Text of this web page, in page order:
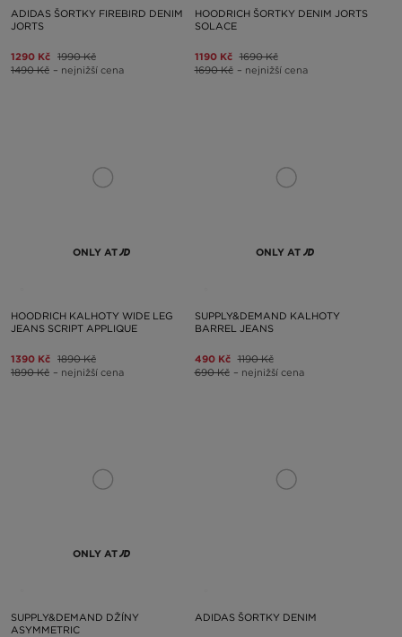
ADIDAS ŠORTKY FIREBIRD DENIM
JORTS
1290 Kč 1990 Kč
1490 Kč – nejnižší cena
HOODRICH ŠORTKY DENIM JORTS
SOLACE
1190 Kč 1690 Kč
1690 Kč – nejnižší cena
ONLY AT
HOODRICH KALHOTY WIDE LEG
JEANS SCRIPT APPLIQUE
1390 Kč 1890 Kč
1890 Kč – nejnižší cena
ONLY AT
SUPPLY&DEMAND KALHOTY
BARREL JEANS
490 Kč 1190 Kč
690 Kč – nejnižší cena
ONLY AT
SUPPLY&DEMAND DŽÍNY
ASYMMETRIC
ADIDAS ŠORTKY DENIM